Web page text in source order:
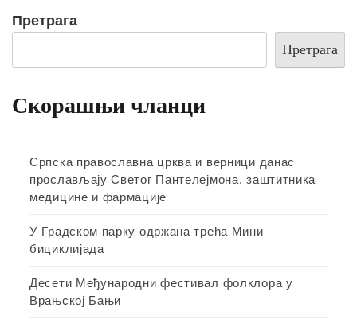
Претрага
Претрага
Скорашњи чланци
Српска православна црква и верници данас
прослављају Светог Пантелејмона, заштитника
медицине и фармације
У Градском парку одржана трећа Мини
бициклијада
Десети Међународни фестивал фолклора у
Врањској Бањи